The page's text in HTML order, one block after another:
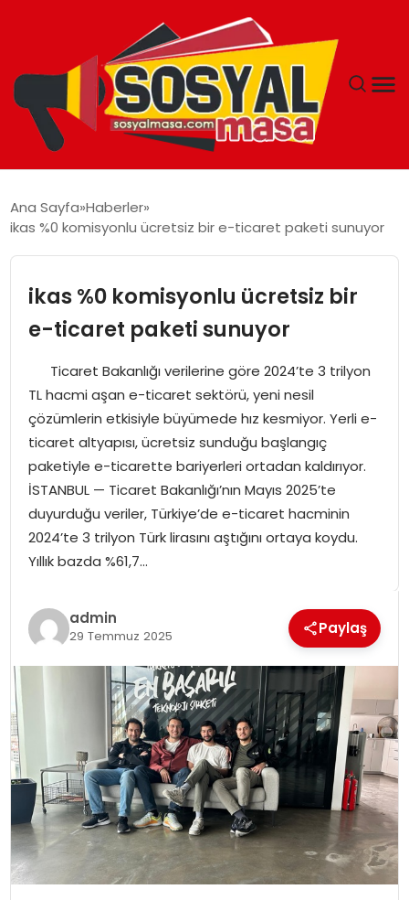
GÜNCEL
TEKNOLOJI
SPOR
GÜNDEM
MAGAZIN
Ana Sayfa Haberler
ikas %0 komisyonlu ücretsiz bir e-ticaret paketi sunuyor
ikas %0 komisyonlu ücretsiz bir
e-ticaret paketi sunuyor
Ticaret Bakanlığı verilerine göre 2024’te 3 trilyon
TL hacmi aşan e-ticaret sektörü, yeni nesil
çözümlerin etkisiyle büyümede hız kesmiyor. Yerli e-
ticaret altyapısı, ücretsiz sunduğu başlangıç
paketiyle e-ticarette bariyerleri ortadan kaldırıyor.
İSTANBUL — Ticaret Bakanlığı’nın Mayıs 2025’te
duyurduğu veriler, Türkiye’de e-ticaret hacminin
2024’te 3 trilyon Türk lirasını aştığını ortaya koydu.
Yıllık bazda %61,7…
admin
29 Temmuz 2025 Paylaş